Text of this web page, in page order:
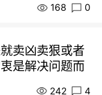
168 0
卖凶卖狠或者
是解决问题而
242 4